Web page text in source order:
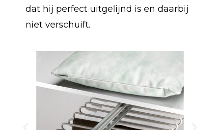
dat hij perfect uitgelijnd is en daarbij
niet verschuift.